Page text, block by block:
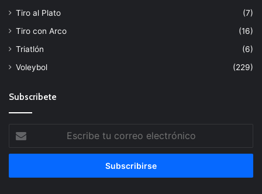
Tiro al Plato
(7)
Tiro con Arco
(16)
Triatlón
(6)
Voleybol
(229)
Subscribete
tu
correo